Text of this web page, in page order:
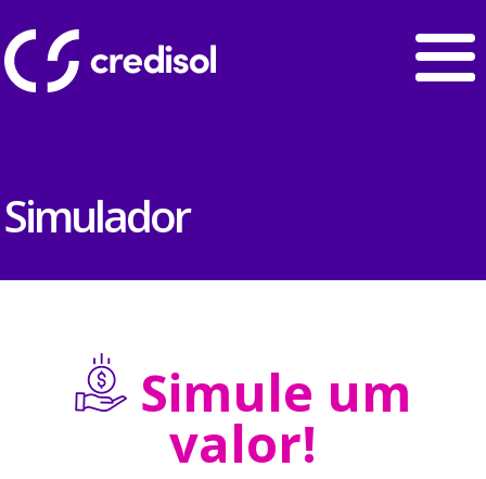
Simulador
Simule um
valor!